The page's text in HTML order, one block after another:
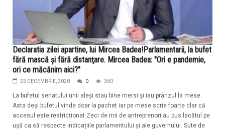
Declaratia zilei apartine, lui Mircea Badea!Parlamentarii, la bufet
fără mască şi fără distanţare. Mircea Badea: "Ori e pandemie,
ori ce măcănim aici?"
22 DECEMBRIE, 2020 0 360
La bufetul senatului unii aleși stau bine mersi și iau prânzul la mese.
Asta deși bufetul vinde doar la pachet iar pe mese scrie foarte clar că
accesul este restricționat.Zeci de mii de antreprenori au pus lacătul pe
ușă ca să respecte indicațiile parlamentului și ale guvernului. Sute de